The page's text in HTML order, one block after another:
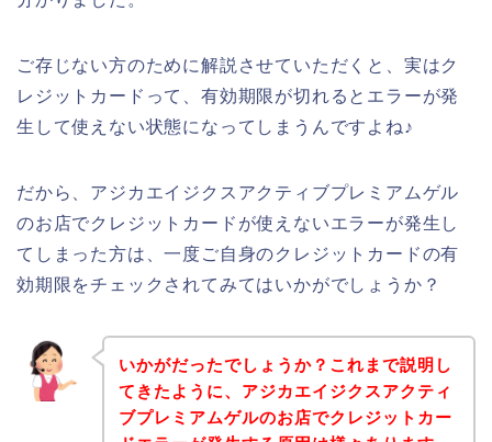
ご存じない方のために解説させていただくと、実はク
レジットカードって、有効期限が切れるとエラーが発
生して使えない状態になってしまうんですよね♪
だから、アジカエイジクスアクティブプレミアムゲル
のお店でクレジットカードが使えないエラーが発生し
てしまった方は、一度ご自身のクレジットカードの有
効期限をチェックされてみてはいかがでしょうか？
いかがだったでしょうか？これまで説明し
てきたように、アジカエイジクスアクティ
ブプレミアムゲルのお店でクレジットカー